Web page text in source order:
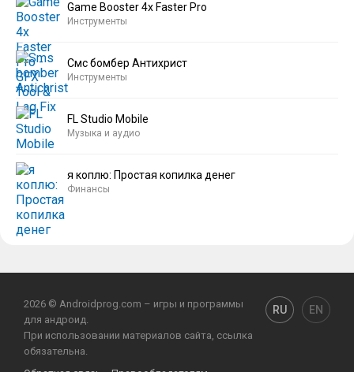
Game Booster 4x Faster Pro
Инструменты
Смс бомбер Антихрист
Инструменты
FL Studio Mobile
Музыка и аудио
я коплю: Простая копилка денег
Финансы
2026 © Androidprog.com – игры и программы
для андроид.
При использовании материалов сайта, ссылка
обязательна.
RU EN